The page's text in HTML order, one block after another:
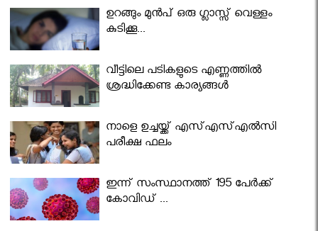
ഉറങ്ങും മുന്‍പ് ഒരു ഗ്ലാസ്സ് വെള്ളം
കുടിക്കൂ...
വീട്ടിലെ പടികളുടെ എണ്ണത്തിൽ
ശ്രദ്ധിക്കേണ്ട കാര്യങ്ങൾ
നാളെ ഉച്ചയ്ക്ക് എസ്എസ്എല്‍സി
പരീക്ഷ ഫലം
ഇന്ന് സംസ്ഥാനത്ത് 195 പേര്‍ക്ക്
കോവിഡ് ...